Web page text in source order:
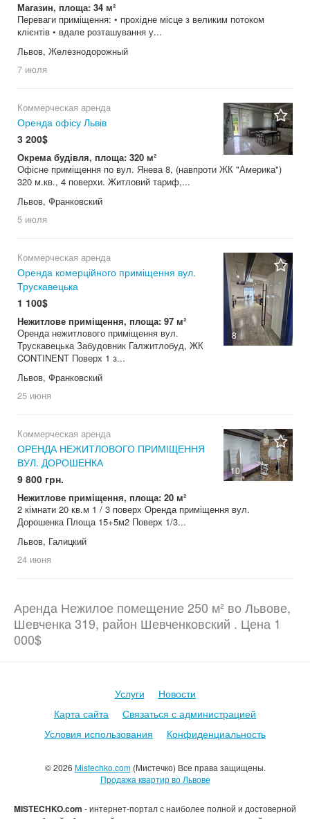
Магазин, площа: 34 м²
Переваги приміщення: • прохідне місце з великим потоком
клієнтів • вдале розташування у...
Львов, Железнодорожный
7 июля
Коммерческая аренда
Оренда офісу Львів
3 200$
Окрема будівля, площа: 320 м²
Офісне приміщення по вул. Янева 8, (навпроти ЖК "Америка")
320 м.кв., 4 поверхи. Житловий тариф,...
Львов, Франковский
5 июля
8
Коммерческая аренда
Оренда комерційного приміщення вул.
Трускавецька
1 100$
Нежитлове приміщення, площа: 97 м²
Оренда нежитлового приміщення вул.
Трускавецька Забудовник Галжитлобуд, ЖК
CONTINENT Поверх 1 з...
Львов, Франковский
25 июня
10
Коммерческая аренда
ОРЕНДА НЕЖИТЛОВОГО ПРИМІЩЕННЯ
ВУЛ. ДОРОШЕНКА
9 800 грн.
Нежитлове приміщення, площа: 20 м²
2 кімнати 20 кв.м 1 / 3 поверх Оренда приміщення вул.
Дорошенка Площа 15+5м2 Поверх 1/3...
Львов, Галицкий
24 июня
Аренда Нежилое помещение 250 м² во Львове,
Шевченка 319, район Шевченковский . Цена 1
000$
© 2026 Mistechko.com(Мистечко) Все права защищены.
Продажа квартир во Львове
Услуги
Новости
Карта сайта
Связаться с администрацией
Условия использования
Конфиденциальность
MISTECHKO.com - интернет-портал с наиболее полной и достоверной